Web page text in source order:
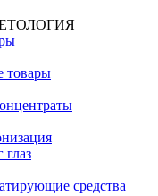
товары
глаз
средства